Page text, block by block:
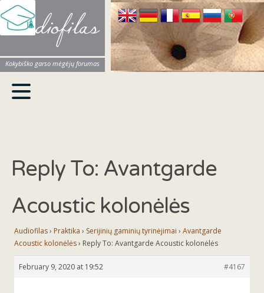
Audiofilas
Kokybiško garso mėgėjų forumas
Reply To: Avantgarde
Acoustic kolonėlės
Audiofilas› Praktika › Serijinių gaminių tyrinėjimai › Avantgarde
Acoustic kolonėlės› Reply To: Avantgarde Acoustic kolonėlės
February 9, 2020 at 19:52 #4167